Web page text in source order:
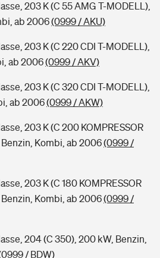
203 K (C 55 AMG T-MODELL),
ab 2006(0999 / AKU)
203 K (C 220 CDI T-MODELL),
ab 2006(0999 / AKV)
203 K (C 320 CDI T-MODELL),
ab 2006(0999 / AKW)
203 K (C 200 KOMPRESSOR
Kombi, ab 2006(0999 /
203 K (C 180 KOMPRESSOR
Kombi, ab 2006(0999 /
204 (C 350), 200 kW, Benzin,
/ BDW)